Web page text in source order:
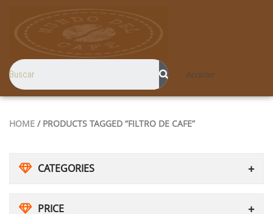
Acceder
HOME / PRODUCTS TAGGED “FILTRO DE CAFE”
CATEGORIES
PRICE